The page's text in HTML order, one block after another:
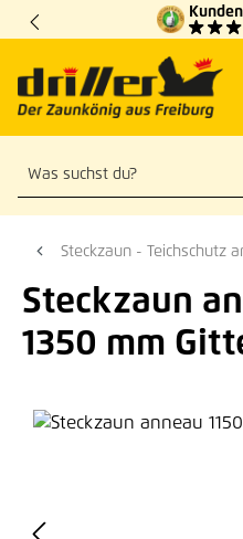
Zum Hauptinhalt springen
Steckzaun - Teichschutz
Steckzaun
1350 mm
Bildergalerie überspringen